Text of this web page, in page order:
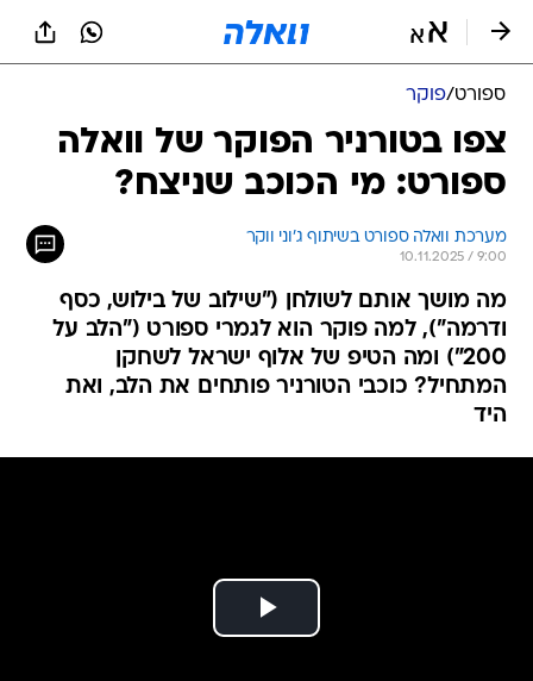
ספורט/פוקר
צפו בטורניר הפוקר של וואלה
ספורט: מי הכוכב שניצח?
מערכת וואלה ספורט בשיתוף ג'וני ווקר
10.11.2025 / 9:00
מה מושך אותם לשולחן ("שילוב של בילוש, כסף
ודרמה"), למה פוקר הוא לגמרי ספורט ("הלב על
200") ומה הטיפ של אלוף ישראל לשחקן
המתחיל? כוכבי הטורניר פותחים את הלב, ואת
היד